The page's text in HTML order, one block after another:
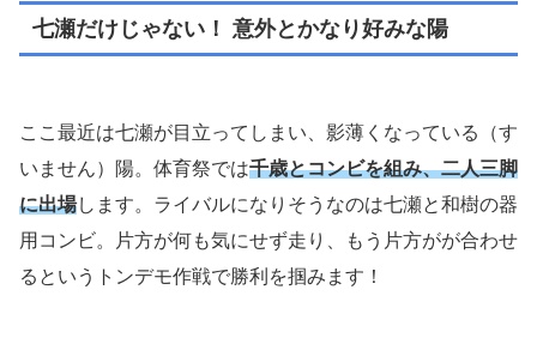
七瀬だけじゃない！ 意外とかなり好みな陽
ここ最近は七瀬が目立ってしまい、影薄くなっている（す
いません）陽。体育祭では千歳とコンビを組み、二人三脚
に出場します。ライバルになりそうなのは七瀬と和樹の器
用コンビ。片方が何も気にせず走り、もう片方がが合わせ
るというトンデモ作戦で勝利を掴みます！